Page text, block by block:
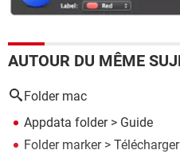
AUTOUR DU MÊME
Folder mac
Appdata folder> Guide
Folder marker>